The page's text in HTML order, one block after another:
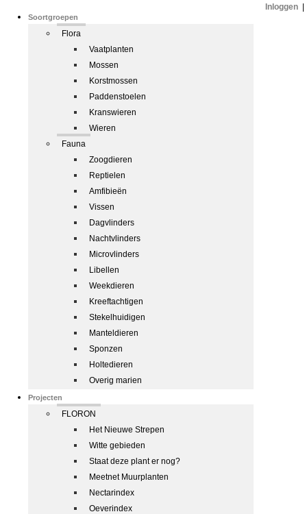
Soortgroepen
Flora
Vaatplanten
Mossen
Korstmossen
Paddenstoelen
Kranswieren
Wieren
Fauna
Zoogdieren
Reptielen
Amfibieën
Vissen
Dagvlinders
Nachtvlinders
Microvlinders
Libellen
Weekdieren
Kreeftachtigen
Stekelhuidigen
Manteldieren
Sponzen
Holtedieren
Overig marien
Projecten
FLORON
Het Nieuwe Strepen
Witte gebieden
Staat deze plant er nog?
Meetnet Muurplanten
Nectarindex
Oeverindex
Inloggen